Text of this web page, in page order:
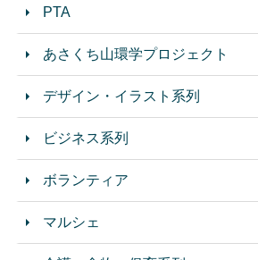
PTA
あさくち山環学プロジェクト
デザイン・イラスト系列
ビジネス系列
ボランティア
マルシェ